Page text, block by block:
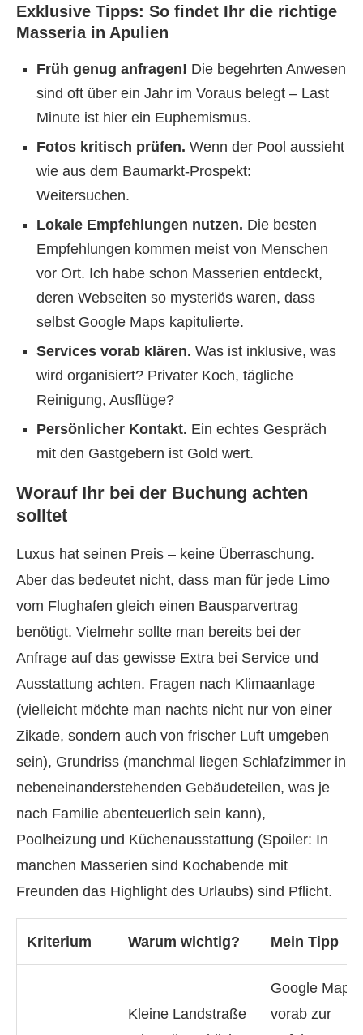
Exklusive Tipps: So findet Ihr die richtige
Masseria in Apulien
Früh genug anfragen! Die begehrten Anwesen
sind oft über ein Jahr im Voraus belegt – Last
Minute ist hier ein Euphemismus.
Fotos kritisch prüfen. Wenn der Pool aussieht
wie aus dem Baumarkt-Prospekt:
Weitersuchen.
Lokale Empfehlungen nutzen. Die besten
Empfehlungen kommen meist von Menschen
vor Ort. Ich habe schon Masserien entdeckt,
deren Webseiten so mysteriös waren, dass
selbst Google Maps kapitulierte.
Services vorab klären. Was ist inklusive, was
wird organisiert? Privater Koch, tägliche
Reinigung, Ausflüge?
Persönlicher Kontakt. Ein echtes Gespräch
mit den Gastgebern ist Gold wert.
Worauf Ihr bei der Buchung achten
solltet
Luxus hat seinen Preis – keine Überraschung.
Aber das bedeutet nicht, dass man für jede Limo
vom Flughafen gleich einen Bausparvertrag
benötigt. Vielmehr sollte man bereits bei der
Anfrage auf das gewisse Extra bei Service und
Ausstattung achten. Fragen nach Klimaanlage
(vielleicht möchte man nachts nicht nur von einer
Zikade, sondern auch von frischer Luft umgeben
sein), Grundriss (manchmal liegen Schlafzimmer in
nebeneinanderstehenden Gebäudeteilen, was je
nach Familie abenteuerlich sein kann),
Poolheizung und Küchenausstattung (Spoiler: In
manchen Masserien sind Kochabende mit
Freunden das Highlight des Urlaubs) sind Pflicht.
Kriterium Warum wichtig? Mein Tipp
Kleine Landstraße
Google Maps
vorab zur